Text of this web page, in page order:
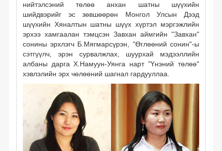
нийтэлсэний төлөө анхан шатны шүүхийн
шийдвэрийг эс зөвшөөрөн Монгол Улсын Дээд
шүүхийн Хяналтын шатны шүүх хүртэл мэргэжлийн
эрхээ хамгаалан тэмцсэн Завхан аймгийн "Завхан"
сонины эрхлэгч Б.Мягмарсүрэн, "Өглөөний сонин"-ы
сэтгүүлч, эрэн сурвалжлах, шуурхай мэдээллийн
албаны дарга Х.Намуун-Уянга нарт "Үнэний төлөө"
хэвлэлийн эрх чөлөөний шагнал гардууллаа.